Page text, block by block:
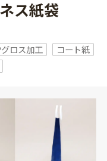
ス紙袋
ロス加工
コート紙